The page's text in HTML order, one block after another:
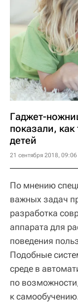
Гаджет-
показали, как
детей
21 сентября 2018, 09:06
По мнению
важных задач
разработка
аппарата для
поведения
Подобные
среде в
по
к